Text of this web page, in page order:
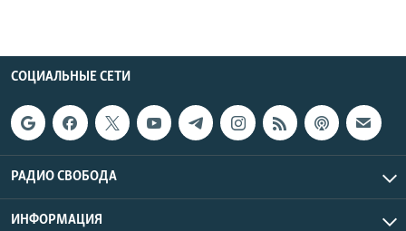
СОЦИАЛЬНЫЕ СЕТИ
РАДИО СВОБОДА
ИНФОРМАЦИЯ